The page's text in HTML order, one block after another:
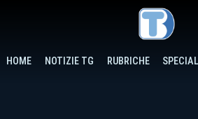
HOME NOTIZIE TG RUBRICHE SPECIALI